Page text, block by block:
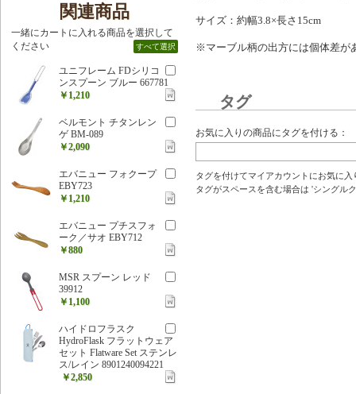
サイズ：約幅3.8×長さ15cm
※マーブル柄の出方には個体差が
タグ
お気に入りの商品にタグを付ける：
タグを付けてマイアカウントにお気に
タグがスペースを含む場合は 'シングル
関連商品
一緒にカートに入れる商品を選択して
ください
すべて選択
ユニフレーム FDシリコ
ンスプーン ブルー 667781
￥1,210
ベルモント チタンレン
ゲ BM-089
￥2,090
エバニュー フォクープ
EBY723
￥1,210
エバニュー プチスフォ
ーク／サオ EBY712
￥880
MSR スプーン レッド
39912
￥1,100
ハイドロフラスク
HydroFlask フラットウェア
セット Flatware Set ステンレ
ス/レイン 8901240094221
￥2,850